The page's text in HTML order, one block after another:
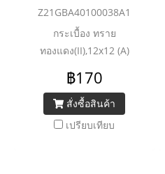
Z21GBA40100038A1
กระเบื้อง ทราย
ทองแดง(II),12x12 (A)
฿170
สั่งซื้อสินค้า
เปรียบเทียบ